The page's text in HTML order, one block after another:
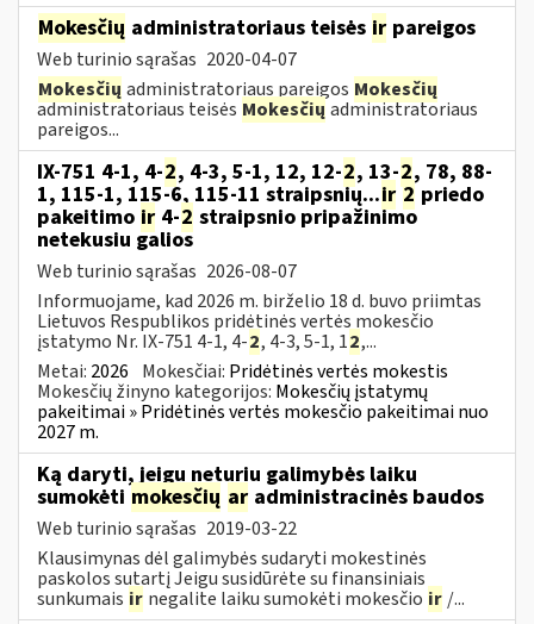
Mokesčių administratoriaus teisės ir pareigos
Web turinio sąrašas 2020-04-07
Mokesčių administratoriaus pareigos Mokesčių
administratoriaus teisės Mokesčių administratoriaus
pareigos...
IX-751 4-1, 4-2, 4-3, 5-1, 12, 12-2, 13-2, 78, 88-
1, 115-1, 115-6, 115-11 straipsnių...ir 2 priedo
pakeitimo ir 4-2 straipsnio pripažinimo
netekusiu galios
Web turinio sąrašas 2026-08-07
Informuojame, kad 2026 m. birželio 18 d. buvo priimtas
Lietuvos Respublikos pridėtinės vertės mokesčio
įstatymo Nr. IX-751 4-1, 4-2, 4-3, 5-1, 12,...
Metai: 2026 Mokesčiai: Pridėtinės vertės mokestis
Mokesčių žinyno kategorijos: Mokesčių įstatymų
pakeitimai » Pridėtinės vertės mokesčio pakeitimai nuo
2027 m.
Ką daryti, jeigu neturiu galimybės laiku
sumokėti mokesčių ar administracinės baudos
Web turinio sąrašas 2019-03-22
Klausimynas dėl galimybės sudaryti mokestinės
paskolos sutartį Jeigu susidūrėte su finansiniais
sunkumais ir negalite laiku sumokėti mokesčio ir /...